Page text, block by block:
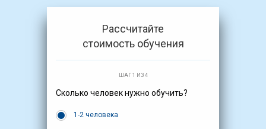
Рассчитайте
стоимость обучения
ШАГ 1 ИЗ 4
Сколько человек нужно обучить?
1-2 человека